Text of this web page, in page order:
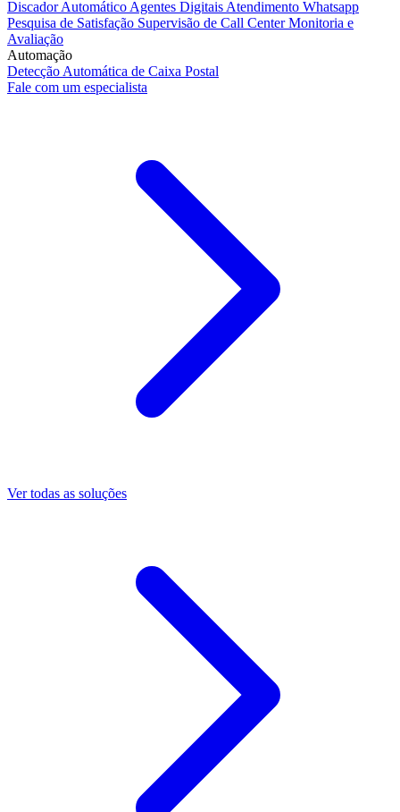
Discador Automático Agentes Digitais Atendimento Whatsapp
Pesquisa de Satisfação Supervisão de Call CenterMonitoria e
Avaliação
Automação
Detecção Automática de Caixa Postal
Fale com um especialista
Ver todas as soluções